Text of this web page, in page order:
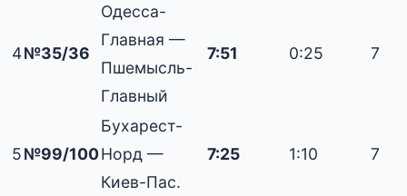
4№35/36
Одесса-
Главная —
Пшемысль-
Главный
7:51 0:25 7
5№99/100
Бухарест-
Норд —
Киев-Пас.
7:25 1:10 7